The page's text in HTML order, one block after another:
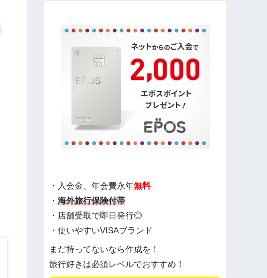
・入会金、年会費永年無料
・海外旅行保険付帯
・店舗受取で即日発行◎
・使いやすいVISAブランド
まだ持ってないなら作成を！
旅行好きは必須レベルでおすすめ！